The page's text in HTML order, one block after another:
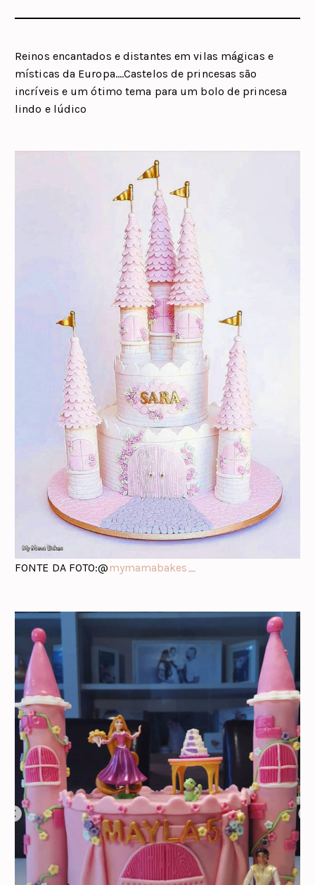
Reinos encantados e distantes em vilas mágicas e
místicas da Europa….Castelos de princesas são
incríveis e um ótimo tema para um bolo de princesa
lindo e lúdico
FONTE DA FOTO:@ mymamabakes_